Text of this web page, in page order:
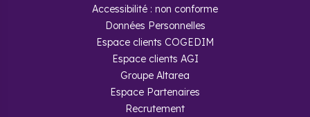
Accessibilité : non conforme
Données Personnelles
Espace clients COGEDIM
Espace clients AGI
Groupe Altarea
Espace Partenaires
Recrutement